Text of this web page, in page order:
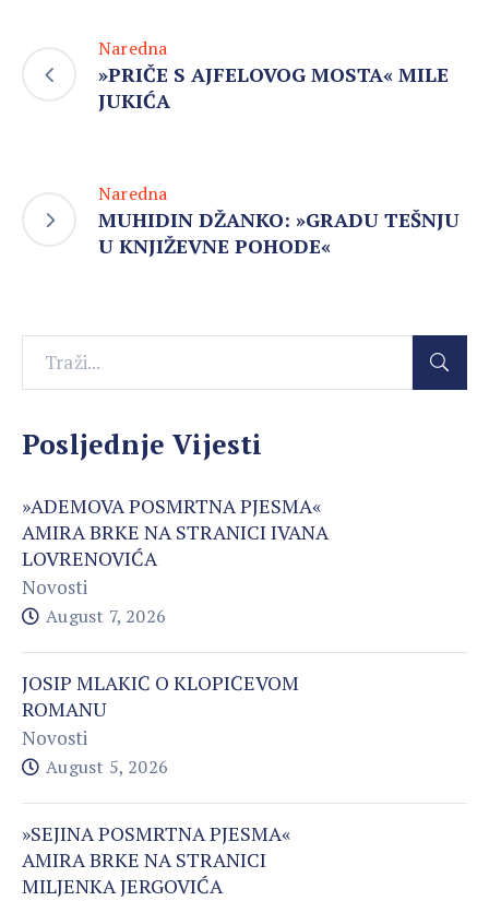
Naredna
»PRIČE S AJFELOVOG MOSTA« MILE
JUKIĆA
Naredna
MUHIDIN DŽANKO: »GRADU TEŠNJU
U KNJIŽEVNE POHODE«
Posljednje Vijesti
»ADEMOVA POSMRTNA PJESMA«
AMIRA BRKE NA STRANICI IVANA
LOVRENOVIĆA
Novosti
August 7, 2026
JOSIP MLAKIĆ O KLOPIĆEVOM
ROMANU
Novosti
August 5, 2026
»SEJINA POSMRTNA PJESMA«
AMIRA BRKE NA STRANICI
MILJENKA JERGOVIĆA